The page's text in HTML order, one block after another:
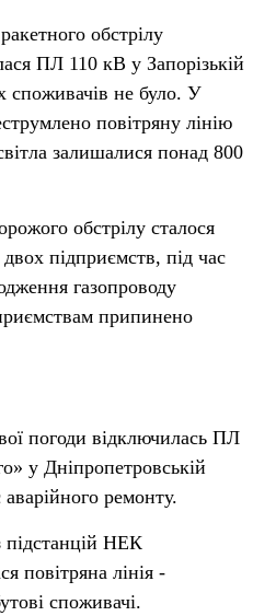
обстрілу
ПЛ 110 кВ у Запорізькій
споживачів не було. У
повітряну лінію
залишалися понад 800
обстрілу сталося
двох підприємств, під час
газопроводу
припинено
погоди відключилась ПЛ
у Дніпропетровській
аварійного ремонту.
НЕК
повітряна лінія -
споживачі.